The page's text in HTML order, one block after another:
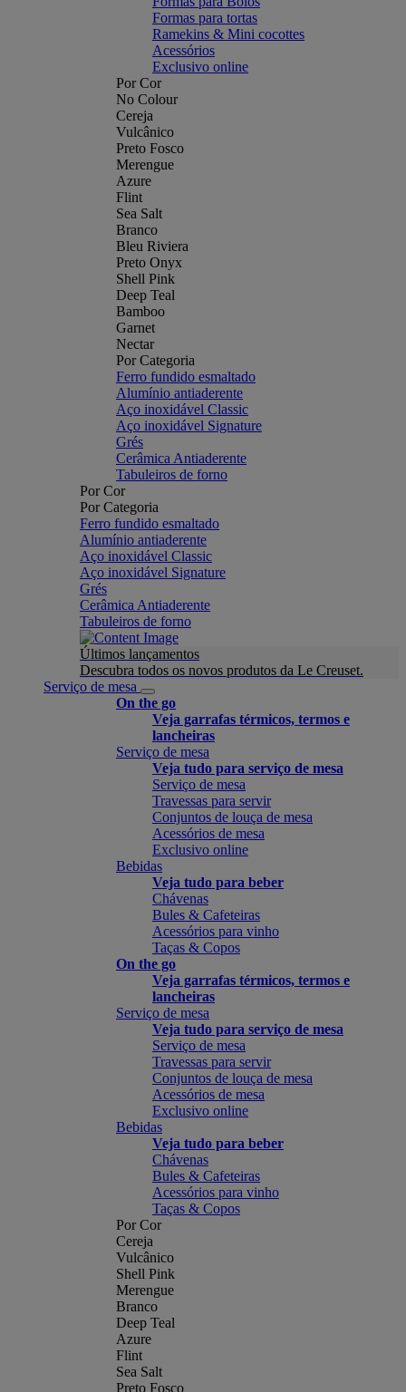
Formas para tortas
Ramekins & Mini cocottes
Acessórios
Exclusivo online
Por Cor
No Colour
Cereja
Vulcânico
Preto Fosco
Merengue
Azure
Flint
Sea Salt
Branco
Bleu Riviera
Preto Onyx
Shell Pink
Deep Teal
Bamboo
Garnet
Nectar
Por Categoria
Ferro fundido esmaltado
Alumínio antiaderente
Aço inoxidável Classic
Aço inoxidável Signature
Grés
Cerâmica Antiaderente
Tabuleiros de forno
Por Cor
Por Categoria
Ferro fundido esmaltado
Alumínio antiaderente
Aço inoxidável Classic
Aço inoxidável Signature
Grés
Cerâmica Antiaderente
Tabuleiros de forno
Últimos lançamentos
Descubra todos os novos produtos da Le Creuset.
Serviço de mesa
On the go
Veja garrafas térmicos, termos e
lancheiras
Serviço de mesa
Veja tudo para serviço de mesa
Serviço de mesa
Travessas para servir
Conjuntos de louça de mesa
Acessórios de mesa
Exclusivo online
Bebidas
Veja tudo para beber
Chávenas
Bules & Cafeteiras
Acessórios para vinho
Taças & Copos
On the go
Veja garrafas térmicos, termos e
lancheiras
Serviço de mesa
Veja tudo para serviço de mesa
Serviço de mesa
Travessas para servir
Conjuntos de louça de mesa
Acessórios de mesa
Exclusivo online
Bebidas
Veja tudo para beber
Chávenas
Bules & Cafeteiras
Acessórios para vinho
Taças & Copos
Por Cor
Cereja
Vulcânico
Shell Pink
Merengue
Branco
Deep Teal
Azure
Flint
Sea Salt
Preto Fosco